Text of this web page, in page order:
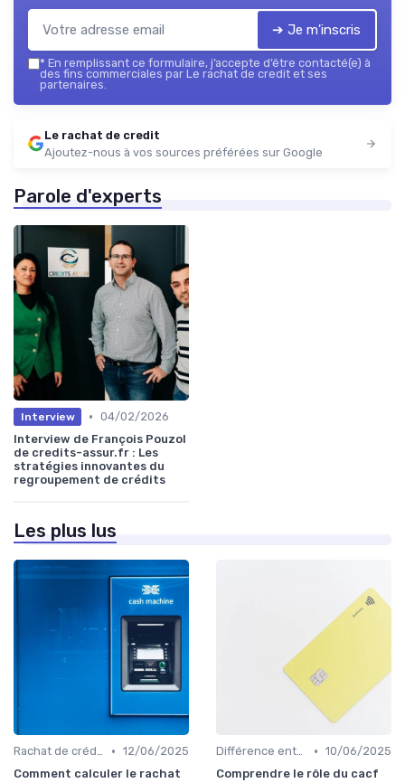
➔ Je m'inscris
* En remplissant ce formulaire, j’accepte d’être contacté(e) à
des fins commerciales par Le rachat de credit et ses
partenaires.
Le rachat de credit
Ajoutez-nous à vos sources préférées sur Google
Parole d'experts
Interview • 04/02/2026
Interview de François Pouzol
de credits-assur.fr : Les
stratégies innovantes du
regroupement de crédits
Les plus lus
Rachat de crédit immobilier • 12/06/2025
Comment calculer le rachat
Différence entre rachat et renégociation • 10/06/2025
Comprendre le rôle du cacf